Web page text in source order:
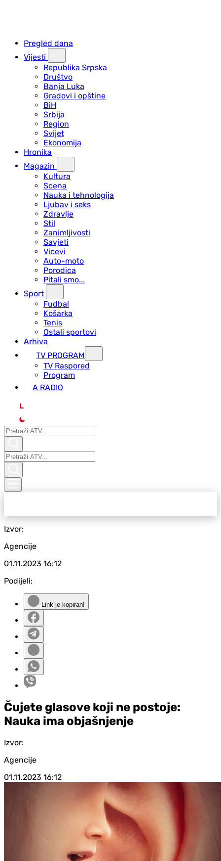
Pregled dana
Vijesti
Republika Srpska
Društvo
Banja Luka
Gradovi i opštine
BiH
Srbija
Region
Svijet
Ekonomija
Hronika
Magazin
Kultura
Scena
Nauka i tehnologija
Ljubav i seks
Zdravlje
Stil
Zanimljivosti
Savjeti
Vicevi
Auto-moto
Porodica
Pitali smo...
Sport
Fudbal
Košarka
Tenis
Ostali sportovi
Arhiva
TV PROGRAM
ТV Raspored
Program
A RADIO
L
Izvor:
Agencije
01.11.2023 16:12
Podijeli:
Link je kopiran!
Čujete glasove koji ne postoje:
Nauka ima objašnjenje
Izvor:
Agencije
01.11.2023 16:12